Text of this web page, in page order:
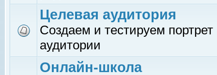
Целевая аудитория
Создаем и тестируем
аудитории
Онлайн-школа